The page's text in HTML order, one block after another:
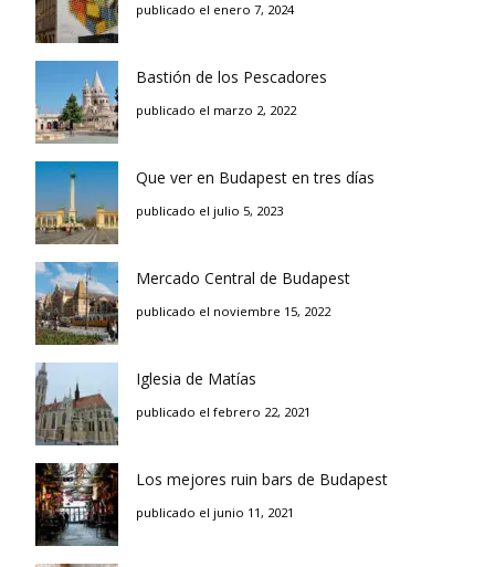
publicado el enero 7, 2024
Bastión de los Pescadores
publicado el marzo 2, 2022
Que ver en Budapest en tres días
publicado el julio 5, 2023
Mercado Central de Budapest
publicado el noviembre 15, 2022
Iglesia de Matías
publicado el febrero 22, 2021
Los mejores ruin bars de Budapest
publicado el junio 11, 2021